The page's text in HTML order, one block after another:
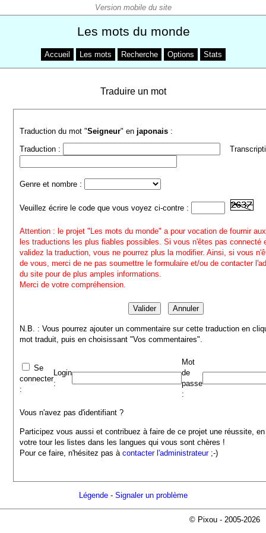
Les mots du monde
Accueil Les mots Recherche Options Stats
Traduire un mot
Traduction du mot "Seigneur" en japonais :
Traduction :
Genre et nombre :
Veuillez écrire le code que vous voyez ci-contre :
Attention : le projet "Les mots du monde" a pour vocation de fournir
les traductions les plus fiables possibles. Si vous n'êtes pas connecté
validez la traduction, vous ne pourrez plus la modifier. Ainsi, si vous
de vous, merci de ne pas soumettre le formulaire et/ou de contacter
du site pour de plus amples informations.
Merci de votre compréhension.
N.B. : Vous pourrez ajouter un commentaire sur cette traduction en
mot traduit, puis en choisissant "Vos commentaires".
Se
connecter
:
Login
:
Mot
de
passe
:
Vous n'avez pas d'identifiant ?
Participez vous aussi et contribuez à faire de ce projet une réussite,
votre tour les listes dans les langues qui vous sont chères !
Pour ce faire, n'hésitez pas àcontacter l'administrateur;-)
Légende- Signaler un problème
© Pixou - 2005-2026